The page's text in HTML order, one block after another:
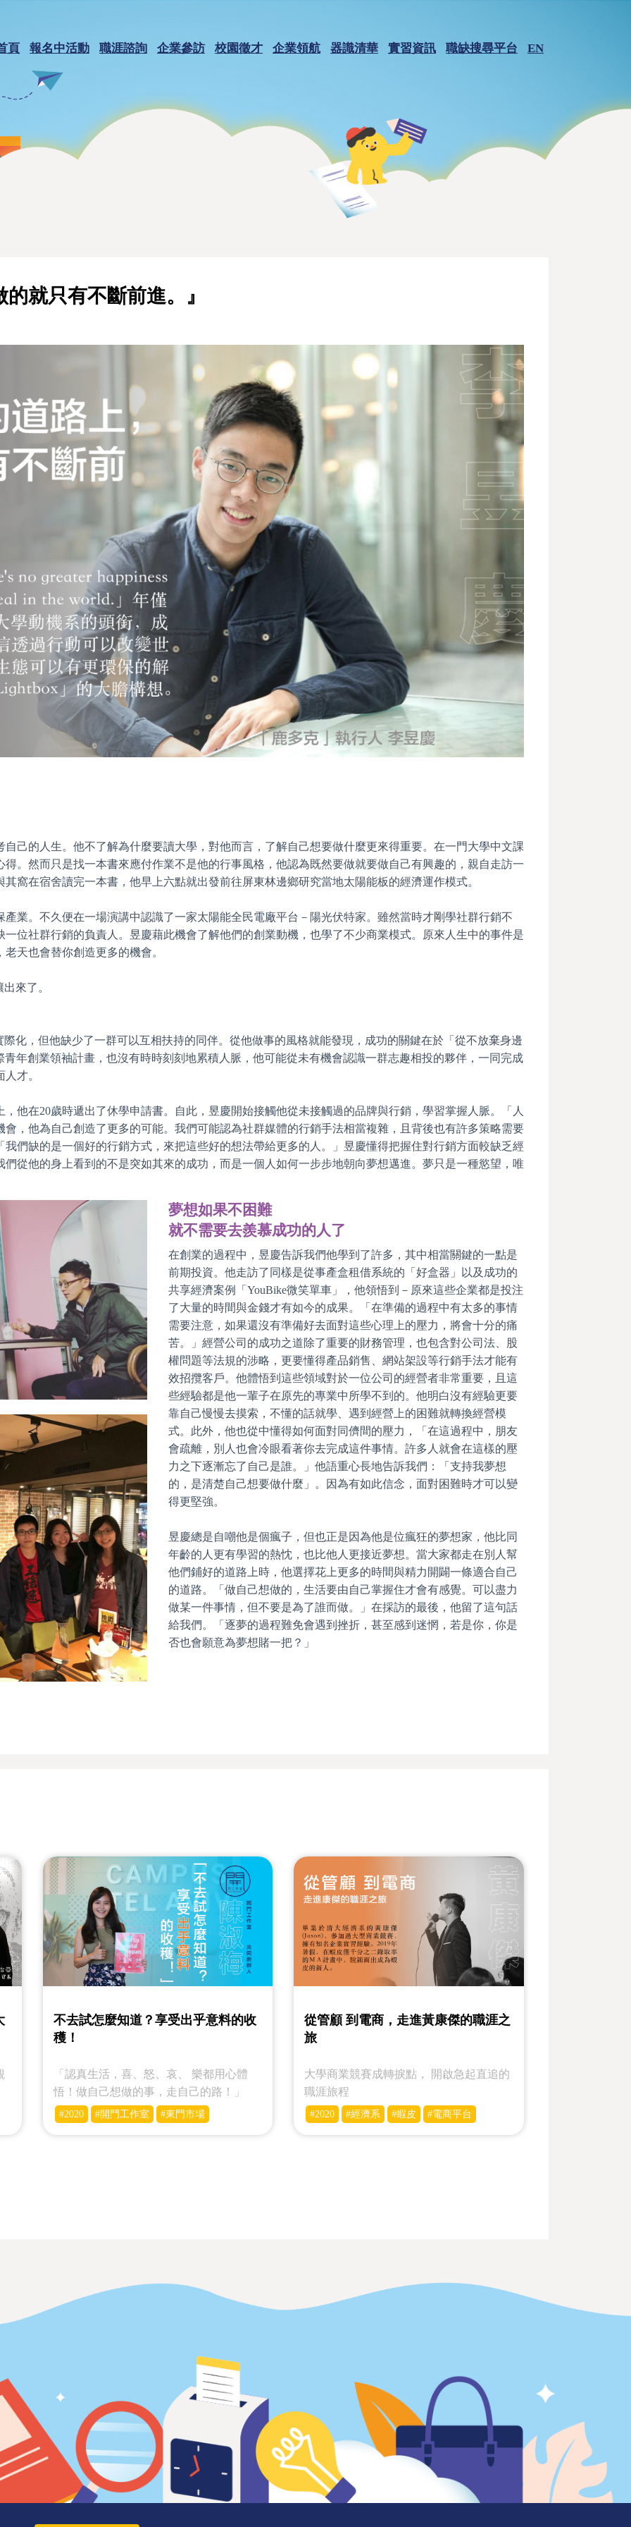
頁 報名中活動 職涯諮詢 企業參訪 校園徵才 企業領航 器識清華 實習資訊 職缺搜尋平台 EN
就只有不斷前進。』
己的人生。他不了解為什麼要讀大學，對他而言，了解自己想要做什麼更來得重要。在一門大學中文課
。然而只是找一本書來應付作業不是他的行事風格，他認為既然要做就要做自己有興趣的，親自走訪一
窩在宿舍讀完一本書，他早上六點就出發前往屏東林邊鄉研究當地太陽能板的經濟運作模式。
業。不久便在一場演講中認識了一家太陽能全民電廠平台－陽光伏特家。雖然當時才剛學社群行銷不
位社群行銷的負責人。昱慶藉此機會了解他們的創業動機，也學了不少商業模式。原來人生中的事件是
天也會替你創造更多的機會。
來了。
化，但他缺少了一群可以互相扶持的同伴。從他做事的風格就能發現，成功的關鍵在於「從不放棄身邊
年創業領袖計畫，也沒有時時刻刻地累積人脈，他可能從未有機會認識一群志趣相投的夥伴，一同完成
才。
他在20歲時遞出了休學申請書。自此，昱慶開始接觸他從未接觸過的品牌與行銷，學習掌握人脈。「人
，他為自己創造了更多的可能。我們可能認為社群媒體的行銷手法相當複雜，且背後也有許多策略需要
們缺的是一個好的行銷方式，來把這些好的想法帶給更多的人。」昱慶懂得把握住對行銷方面較缺乏經
從他的身上看到的不是突如其來的成功，而是一個人如何一步步地朝向夢想邁進。夢只是一種慾望，唯
夢想如果不困難
就不需要去羨慕成功的人了
在創業的過程中，昱慶告訴我們他學到了許多，其中相當關鍵的一點是
前期投資。他走訪了同樣是從事產盒租借系統的「好盒器」以及成功的
共享經濟案例「YouBike微笑單車」，他領悟到－原來這些企業都是投注
了大量的時間與金錢才有如今的成果。「在準備的過程中有太多的事情
需要注意，如果還沒有準備好去面對這些心理上的壓力，將會十分的痛
苦。」經營公司的成功之道除了重要的財務管理，也包含對公司法、股
權問題等法規的涉略，更要懂得產品銷售、網站架設等行銷手法才能有
效招攬客戶。他體悟到這些領域對於一位公司的經營者非常重要，且這
些經驗都是他一輩子在原先的專業中所學不到的。他明白沒有經驗更要
靠自己慢慢去摸索，不懂的話就學、遇到經營上的困難就轉換經營模
式。此外，他也從中懂得如何面對同儕間的壓力，「在這過程中，朋友
會疏離，別人也會冷眼看著你去完成這件事情。許多人就會在這樣的壓
力之下逐漸忘了自己是誰。」他語重心長地告訴我們：「支持我夢想
的，是清楚自己想要做什麼」。因為有如此信念，面對困難時才可以變
得更堅強。
昱慶總是自嘲他是個瘋子，但也正是因為他是位瘋狂的夢想家，他比同
年齡的人更有學習的熱忱，也比他人更接近夢想。當大家都走在別人幫
他們鋪好的道路上時，他選擇花上更多的時間與精力開闢一條適合自己
的道路。「做自己想做的，生活要由自己掌握住才會有感覺。可以盡力
做某一件事情，但不要是為了誰而做。」在採訪的最後，他留了這句話
給我們。「逐夢的過程難免會遇到挫折，甚至感到迷惘，若是你，你是
否也會願意為夢想賭一把？」
不去試怎麼知道？享受出乎意料的收
穫！
「認真生活，喜、怒、哀、 樂都用心體
悟！做自己想做的事，走自己的路！」
#2020 #開門工作室 #東門市場
從管顧 到電商，走進黃康傑的職涯之
旅
大學商業競賽成轉捩點， 開啟急起直追的
職涯旅程
#2020 #經濟系 #蝦皮 #電商平台